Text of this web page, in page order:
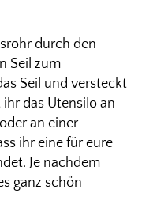
durch den
Seil zum
Seil und versteckt
das Utensilo an
an einer
ihr eine für eure
Je nachdem
ganz schön